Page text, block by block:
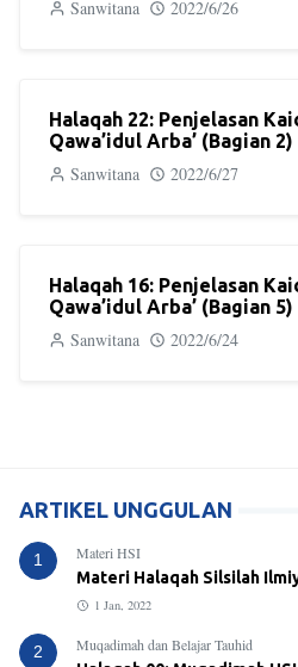
Sanwitana 2022/6/26
Halaqah 22: Penjelasan
Qawa’idul Arba’ (Bagian 2)
Sanwitana 2022/6/27
Halaqah 16: Penjelasan
Qawa’idul Arba’ (Bagian 5)
Sanwitana 2022/6/24
ARTIKEL UNGGULAN
1
Materi HSI
Materi Halaqah Silsilah
1 Jan, 2022
2
Muqadimah dan Belajar Tauhid